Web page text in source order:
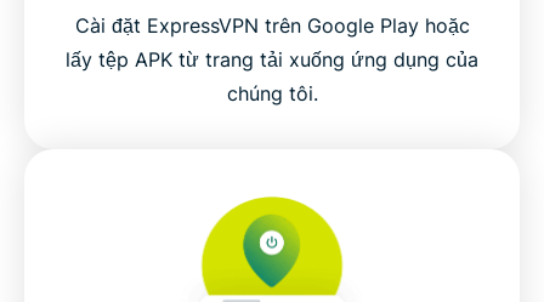
Cài đặt ExpressVPN trên Google Play hoặc
lấy tệp APK từ trang tải xuống ứng dụng của
chúng tôi.